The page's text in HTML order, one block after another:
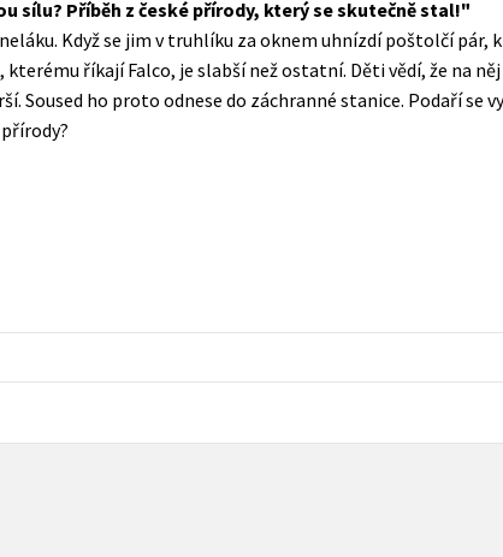
Populárně - naučná pro dospělé
Populárně - naučné pro děti
Předškoláci
Příroda a zahrada
Young adult (SK)
Zahraniční literatura
sílu? Příběh z české přírody, který se skutečně stal!
Když se jim v truhlíku za oknem uhnízdí poštolčí pár,
říkají Falco, je slabší než ostatní. Děti vědí, že na
Soused ho proto odnese do záchranné stanice. Podaří se